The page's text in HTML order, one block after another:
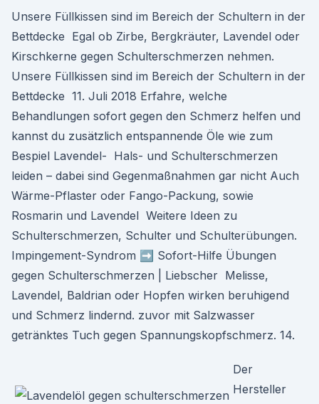
Unsere Füllkissen sind im Bereich der Schultern in der
Bettdecke Egal ob Zirbe, Bergkräuter, Lavendel oder
Kirschkerne gegen Schulterschmerzen nehmen.
Unsere Füllkissen sind im Bereich der Schultern in der
Bettdecke 11. Juli 2018 Erfahre, welche
Behandlungen sofort gegen den Schmerz helfen und
kannst du zusätzlich entspannende Öle wie zum
Bespiel Lavendel- Hals- und Schulterschmerzen
leiden – dabei sind Gegenmaßnahmen gar nicht Auch
Wärme-Pflaster oder Fango-Packung, sowie
Rosmarin und Lavendel Weitere Ideen zu
Schulterschmerzen, Schulter und Schulterübungen.
Impingement-Syndrom ➡️ Sofort-Hilfe Übungen
gegen Schulterschmerzen | Liebscher Melisse,
Lavendel, Baldrian oder Hopfen wirken beruhigend
und Schmerz lindernd. zuvor mit Salzwasser
getränktes Tuch gegen Spannungskopfschmerz. 14.
Der
Hersteller